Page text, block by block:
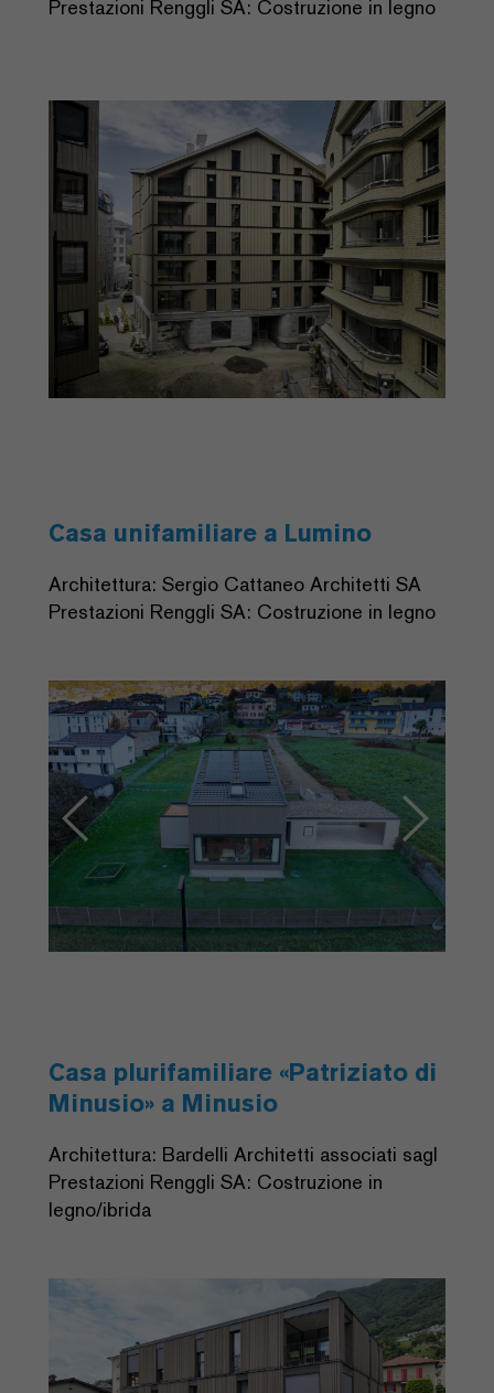
Prestazioni Renggli SA: Costruzione in legno
Casa unifamiliare a Lumino
Architettura: Sergio Cattaneo Architetti SA
Prestazioni Renggli SA: Costruzione in legno
Previous Next
Casa plurifamiliare «Patriziato di
Minusio» a Minusio
Architettura: Bardelli Architetti associati sagl
Prestazioni Renggli SA: Costruzione in
legno/ibrida
Previous